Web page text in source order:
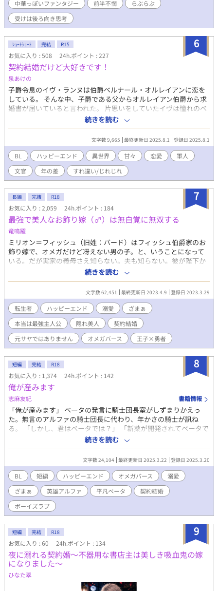
ことを決して拒まないように」 巨人族は青年より遥かに身体が
大きい。もしかしたら死んでしまうかもしれないと青年は思っ
た。 それでもかまわなかった。だって彼は……。 注：巨人
族の夫たち以外との性行為が最初の頃あります。最初の頃は不憫
です。 巨人族の夫たち４人（＋α？は終わりの方）×バツ一の
青年（結婚後天使になる）のとろとろ溺愛らぶらぶハッピーエン
ドです。（最後には子どもも含めてのハッピーエンドになるので
ご安心を。溺愛要員がもう一人増えます） ＋αとの性行為を含
む場面には※がついています。ご了承ください。 天使シリーズ
です。説明についてはfujossyを参照のこと
→https://fujossy.jp/books/17868 中華ファンタジー／天使シリ
ーズ／受け視点／経産夫／巨根／産卵／溺愛／乳首責め／アナル
責め／結腸責め／おもらし（小スカ）／潮吹き／総受け／授乳プ
レイ／舌フェラ／夫に見守られながらのえっち？（愛は溢れてる
／妊娠？ イラストはNEOZONEさんにお願いしました。向かって
左から、偉明、リューイ、明輝です。 12/25 第11回BL小説大賞
奨励賞ありがとうございました！
中華っぽいファンタジー 前半不憫
らぶらぶ
受けは後ろ向き思考
6
ｼｮｰﾄｼｮｰﾄ 完結 R15
お気に入り : 508 24h.ポイント : 227
契約結婚だけど大好きです！
泉あけの
子爵令息のイヴ・ランヌは伯爵ベルナール・オルレイアンに恋を
している。 そんな中、子爵である父からオルレイアン伯爵から求
婚書が届いていると言われた。 片思いをしていたイヴは憧れのベ
ルナール様が求婚をしてくれたと大喜び。 しかしこの結婚は両家
の利害が一致した契約結婚だった。 イヴは恋心が暴走してベルナ
ール様に迷惑がかからないようにと距離を取ることに決めた。
...... 「俺と一緒に散歩に行かないか、綺麗な花が庭園に咲いてい
るんだ」 彼はそう言って僕に手を差し伸べてくれた。 「すみま
せん。僕はこれから用事があるので」 本当はベルナール様の手
を取ってしまいたい。でも我慢しなくちゃ。この想いに蓋をしな
くては。 この結婚は契約だ。僕がどんなに彼を好きでも僕達が
通じ合うことはないのだから。 ※小説家になろうにも掲載してお
ります ※直接的な表現ではありませんが、「初夜」という単語が
たびたび登場します
続きを読む
文字数 9,665 最終更新日 2025.8.1 登録日 2025.8.1
BL ハッピーエンド 異世界 甘々 恋愛
軍人
文官
年の差 すれ違い/じれじれ
7
長編 完結 R18
お気に入り : 2,059 24h.ポイント : 184
最強で美人なお飾り嫁（♂）は無自覚に無双する
竜鳴躍
ミリオン＝フィッシュ（旧姓：バード）はフィッシュ伯爵家のお
飾り嫁で、オメガだけど冴えない男の子。と、いうことになって
いる。だが実家の義母さえ知らない。夫も知らない。彼が陛下か
ら信頼も厚い美貌の勇者であることを。 幼い頃に死別した両親。
乗っ取られた家。幼馴染の王子様と彼を狙う従妹。 白い結婚で離
縁を狙いながら、実は転生者の主人公は今日も勇者稼業で自分の
お財布を豊かにしています。
続きを読む
文字数 62,451 最終更新日 2023.4.9 登録日 2023.3.29
転生者 ハッピーエンド 溺愛
ざまぁ
本当は最強主人公
隠れ美人
契約結婚
元サヤではありません
オメガバース 王子×勇者
8
短編 完結 R18
お気に入り : 1,374 24h.ポイント : 142
俺が産みます
志麻友紀 書籍情報
「俺が産みます」 ベータの発言に騎士団長室がしずまりかえっ
た。無言のアルファの騎士団長に代わり、年かさの騎士が訊ね
る。 「しかし、君はベータでは？」 「新薬が開発されてベータで
もオメガに転換して妊娠可能になって数年なのはご存じでしょ
う？」 「し、しかし、君はベータではあるが優秀な魔法騎士で、
三男とはいえ侯爵家の……」 「どうせ俺は“なりそこない”ですか
ら問題ありませんよ」 ベータは騎士団長の優秀な片腕ではある
が、ベータであった。名門貴族の子弟は優秀なアルファか子孫を
残し政略結婚の手駒としてのオメガがもとめられる。 いくら優秀
であっても、平凡なベータは求められないのだ。ベータの“なりそ
こない”という言葉に貴族階級ばかりの騎士達は沈黙する。 そし
て騎士団長は平民出身でありながら優秀なアルファであり、その
と国王に命じられるほどに、さらには相手がいないというなら
ば、オメガである第三王女を娶れという雰囲気になっていた。オ
メガらしい美貌を誇る王女だが、その性格は大変悪いと評判
の……。 「お前はそれでいいのか？」 沈黙していた騎士団長が聞
く。 「はい。できれば妊娠中の産休期間も業務として有給を認め
ていただけるならば」 「もちろん“重要な任務”だ。許可しよう」
「ありがとうございます」 こうして、二人の契約結婚ならぬ、契
続きを読む
文字数 24,104 最終更新日 2025.3.22 登録日 2025.3.20
BL 短編 ハッピーエンド オメガバース
溺愛
ざまぁ
英雄アルファ 平凡ベータ
契約結婚
ボーイズラブ
9
短編 完結 R18
お気に入り : 60 24h.ポイント : 134
夜に溺れる契約婚〜不器用な書店主は美しき吸血鬼の嫁
になりました〜
ひなた翠